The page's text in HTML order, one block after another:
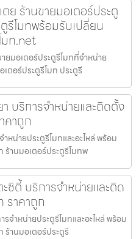
ย ร้านขายมอเตอร์ประตู
รีโมทพร้อมรับเปลี่ยน
มท.net
ยมอเตอร์ประตูรีโมทที่จำหน่าย
ตอร์ประตูรีโมท ประตูรี
บริการจำหน่ายและติดตั้ง
คาถูก
หน่ายประตูรีโมทและอะไหล่ พร้อม
านมอเตอร์ประตูรีโมทพ
ซิตี้ บริการจำหน่ายและติด
ราคาถูก
จำหน่ายประตูรีโมทและอะไหล่ พร้อม
านมอเตอร์ประตูรี